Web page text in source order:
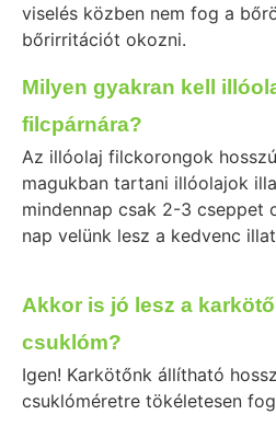
viselés közben nem fog a
bőrirritációt okozni.
Milyen gyakran kell
filcpárnára?
Az illóolaj filckorongok
magukban tartani illóolajok
mindennap csak 2-3 cseppet
nap velünk lesz a kedvenc
Akkor is jó lesz a
csuklóm?
Igen! Karkötőnk állítható
csuklóméretre tökéletesen